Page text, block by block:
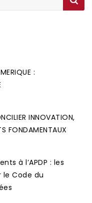
:
INNOVATION,
FONDAMENTAUX
à l’APDP : les
Code du